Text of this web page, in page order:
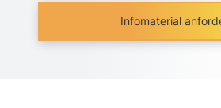
Infomaterial